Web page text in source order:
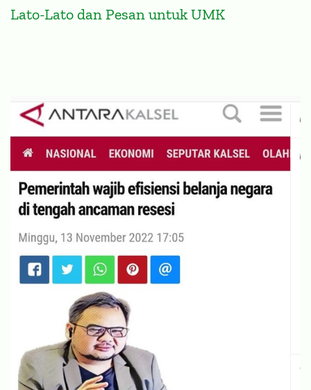
Lato-Lato dan Pesan untuk UMK